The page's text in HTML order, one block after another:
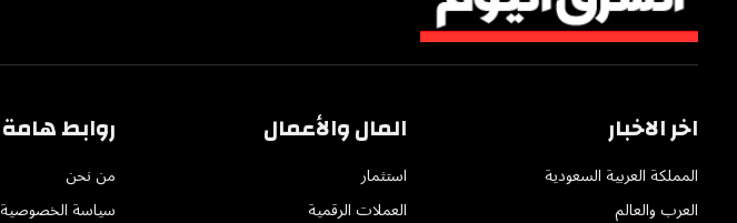
اخر الاخبار
المملكة العربية السعودية
العرب والعالم
المال والأعمال
استثمار
العملات الرقمية
روابط هامة
من نحن
سياسة الخصوصية